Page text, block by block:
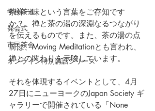
学校茶道
発会式
市民茶会
オンライン特別講話シリーズ
茶禅一味という言葉をご存知です
か？　禅と茶の湯の深淵なるつながり
を伝えるものです。また、茶の湯の点
前は、Moving Meditationとも言われ、
禅との関わりを示唆しています。
それを体現するイベントとして、4月
27日にニューヨークのJapan Society ギ
ャラリーで開催されている「None